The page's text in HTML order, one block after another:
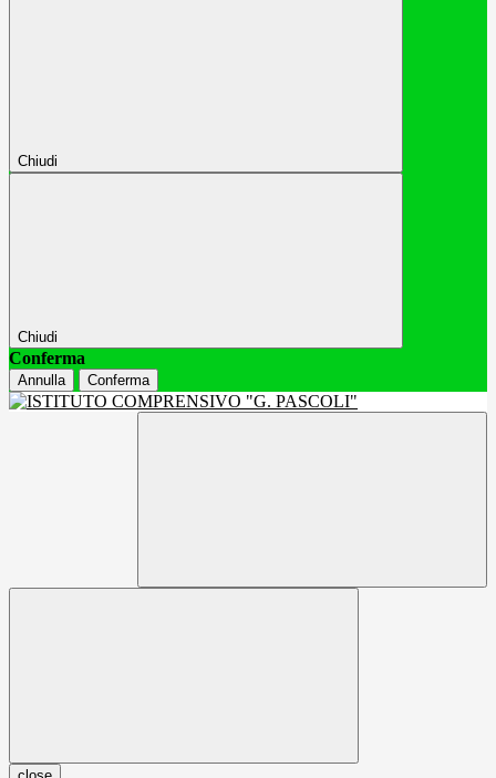
Chiudi
Chiudi
Conferma
Annulla Conferma